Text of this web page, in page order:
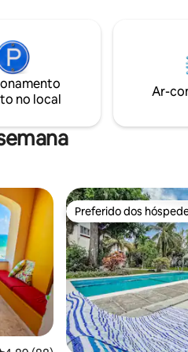
do
a 2
e
base no feedback dos
perfeita para relaxar
praia e desfrutar das
Fotos profissionais
no local
Ar-
Preferido dos
Preferido dos